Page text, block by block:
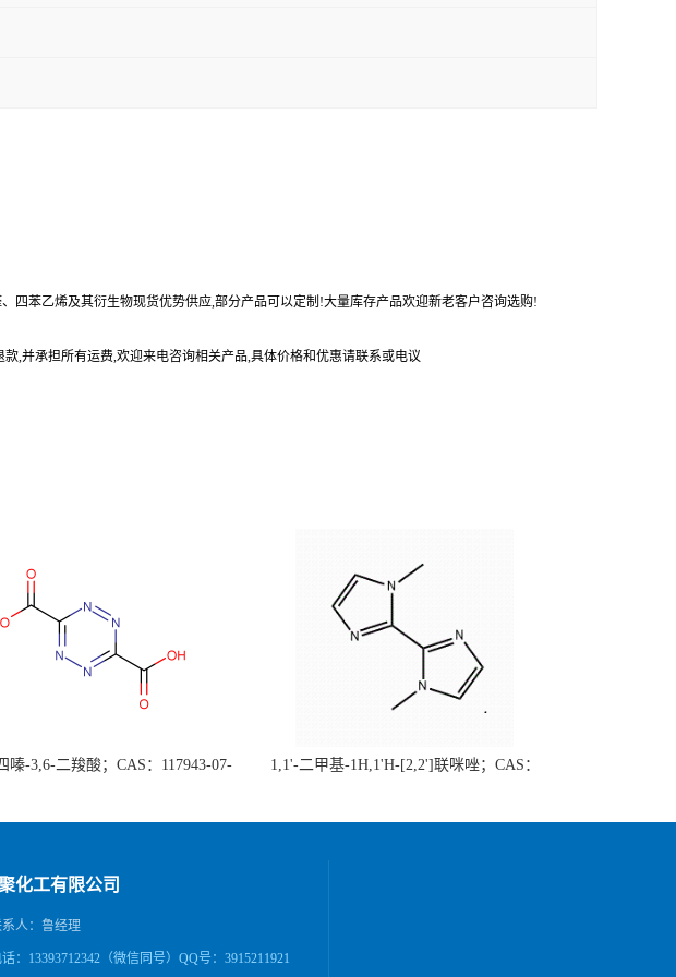
四苯乙烯及其衍生物现货优势供应,部分产品可以定制!大量库存产品欢迎新老客户咨询选购!
,并承担所有运费,欢迎来电咨询相关产品,具体价格和优惠请联系或电议
嗪-3,6-二羧酸；CAS：117943-07-
产品，高校/研究所/科研单位先发
1,1'-二甲基-1H,1'H-[2,2']联咪唑；CAS：
主生产，主营产品，价格优惠（科研产品，
化工有限公司
人：鲁经理
话：13393712342（微信同号）QQ号：3915211921